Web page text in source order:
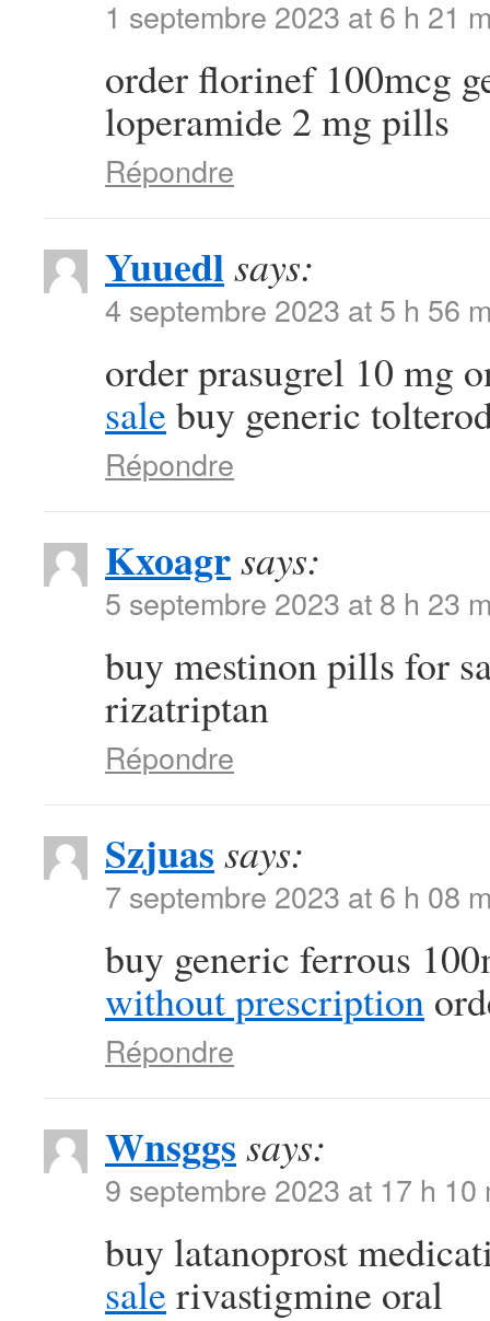
1 septembre 2023 at 6 h 21
order florinef 100mcg
loperamide 2 mg pills
Répondre
Yuuedlsays:
4 septembre 2023 at 5 h 56
order prasugrel 10 mg
sale buy generic
Répondre
Kxoagrsays:
5 septembre 2023 at 8 h 23
buy mestinon pills for
rizatriptan
Répondre
Szjuas says:
7 septembre 2023 at 6 h 08
buy generic ferrous
without prescription
Répondre
Wnsggs says:
9 septembre 2023 at 17 h 10
buy latanoprost
sale rivastigmine oral